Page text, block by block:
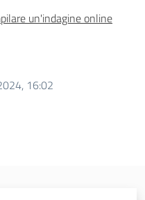
un'indagine online
16:02